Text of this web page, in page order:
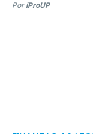
Por iProUP